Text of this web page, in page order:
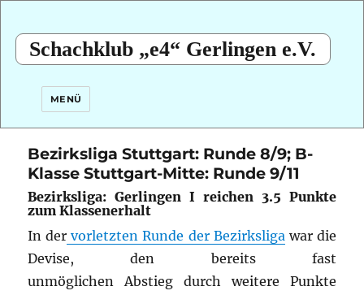
Schachklub „e4“ Gerlingen e.V.
MENÜ
Bezirksliga Stuttgart: Runde 8/9; B-
Klasse Stuttgart-Mitte: Runde 9/11
Bezirksliga: Gerlingen I reichen 3.5 Punkte
zum Klassenerhalt
In der vorletzten Runde der Bezirksligawar die
Devise, den bereits fast
unmöglichen Abstieg durch weitere Punkte